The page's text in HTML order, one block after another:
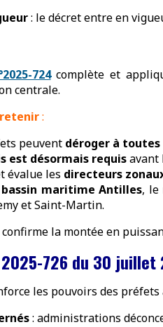
: le décret entre en
724complète et
centrale.
retenir:
peuvent déroger à
est désormais requisavant
évalue les directeurs
bassin maritime Antilles, le
et Saint-Martin.
la montée en
726 du 30
les pouvoirs des préfets
: administrations